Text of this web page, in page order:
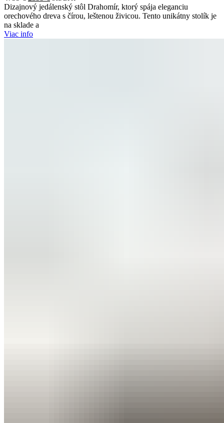
price
was:
4799 €.
price
is:
Dizajnový jedálenský stôl Drahomír, ktorý spája eleganciu
orechového dreva s čírou, leštenou živicou. Tento unikátny stolík je
na sklade a
Viac info